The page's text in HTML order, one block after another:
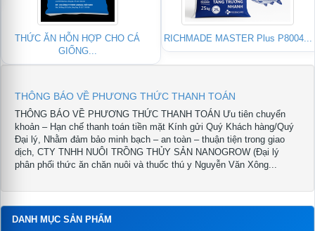
BIO-DOXY 10% FOR FISH –
Kháng...
THÔNG BÁO VỀ PHƯƠNG THỨC THANH TOÁN
THÔNG BÁO VỀ PHƯƠNG THỨC THANH TOÁN Ưu tiên chuyển
khoản – Hạn chế thanh toán tiền mặt Kính gửi Quý Khách hàng/Quý
Đại lý, Nhằm đảm bảo minh bạch – an toàn – thuận tiện trong giao
dịch, CTY TNHH NUÔI TRỒNG THỦY SẢN NANOGROW (Đại lý
phân phối thức ăn chăn nuôi và thuốc thú y Nguyễn Văn Xông...
DANH MỤC SẢN PHẨM